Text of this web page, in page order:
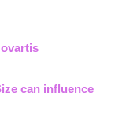
can influence